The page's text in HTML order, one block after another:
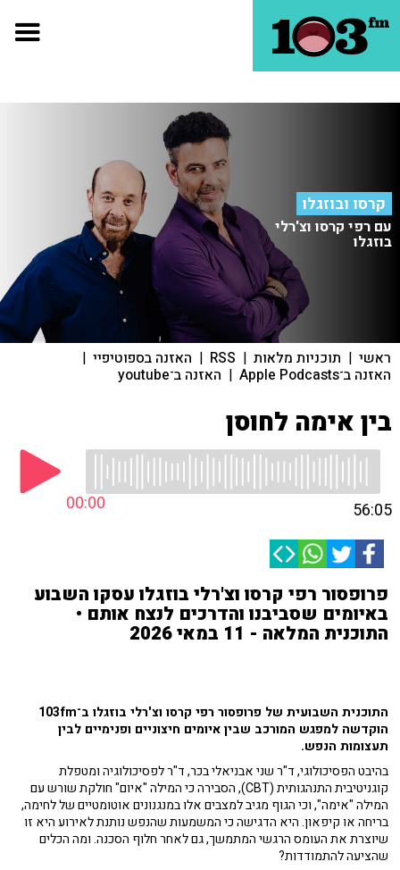
קרסו ובוזגלו
עם רפי קרסו וצ'רלי
בוזגלו
ראשי | תוכניות מלאות |
RSS
| האזנה בספוטיפיי |
האזנה ב־Apple Podcasts | האזנה ב־youtube
בין אימה לחוסן
00:00 56:05
פרופסור רפי קרסו וצ'רלי בוזגלו עסקו השבוע
באיומים שסביבנו והדרכים לנצח אותם •
התוכנית המלאה - 11 במאי 2026
התוכנית השבועית של פרופסור רפי קרסו וצ'רלי בוזגלו ב־103fm
הוקדשה למפגש המורכב שבין איומים חיצוניים ופנימיים לבין
תעצומות הנפש.
בהיבט הפסיכולוגי, ד"ר שני אבניאלי בכר, ד"ר לפסיכולוגיה ומטפלת
קוגניטיבית התנהגותית (CBT), הסבירה כי המילה "איום" חולקת שורש עם
המילה "אימה", וכי הגוף מגיב למצבים אלו במנגנונים אוטומטיים של לחימה,
בריחה או קיפאון. היא הדגישה כי המשמעות שהנפש נותנת לאירוע היא זו
שיוצרת את העומס הרגשי המתמשך, גם לאחר חלוף הסכנה. ומה הכלים
שהציעה להתמודדות?